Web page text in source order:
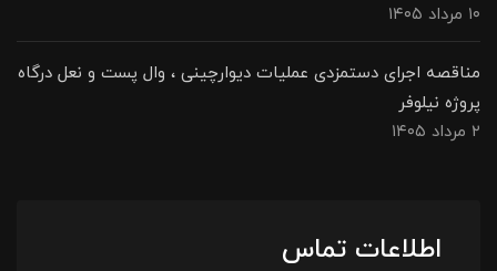
۱۰ مرداد ۱۴۰۵
مناقصه اجرای دستمزدی عملیات دیوارچینی ، وال پست و نعل درگاه
پروژه نیلوفر
۲ مرداد ۱۴۰۵
اطلاعات تماس